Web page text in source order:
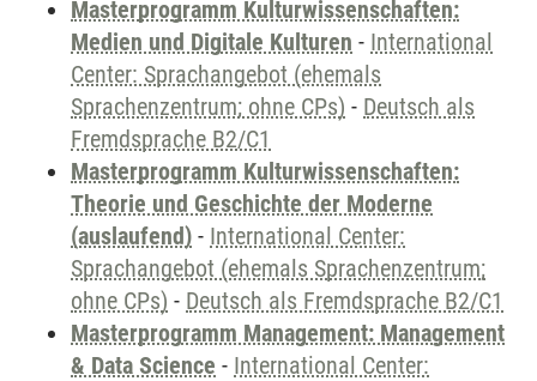
Masterprogramm Kulturwissenschaften:
Medien und Digitale Kulturen - International
Center: Sprachangebot (ehemals
Sprachenzentrum; ohne CPs) - Deutsch als
Fremdsprache B2/C1
Masterprogramm Kulturwissenschaften:
Theorie und Geschichte der Moderne
(auslaufend) - International Center:
Sprachangebot (ehemals Sprachenzentrum;
ohne CPs) - Deutsch als Fremdsprache B2/C1
Masterprogramm Management: Management
& Data Science - International Center: